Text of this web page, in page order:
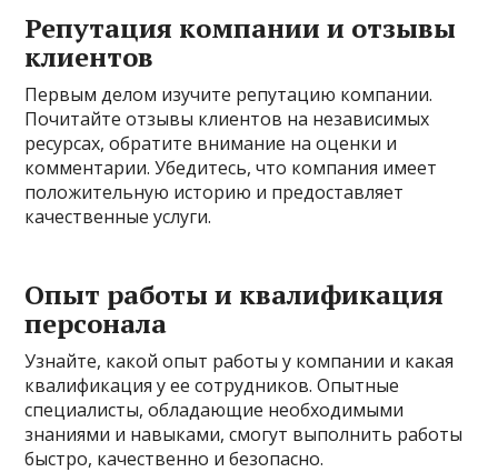
Репутация компании и отзывы
клиентов
Первым делом изучите репутацию компании.
Почитайте отзывы клиентов на независимых
ресурсах, обратите внимание на оценки и
комментарии. Убедитесь, что компания имеет
положительную историю и предоставляет
качественные услуги.
Опыт работы и квалификация
персонала
Узнайте, какой опыт работы у компании и какая
квалификация у ее сотрудников. Опытные
специалисты, обладающие необходимыми
знаниями и навыками, смогут выполнить работы
быстро, качественно и безопасно.